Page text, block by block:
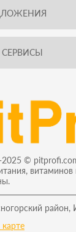
©
витаминов
район,